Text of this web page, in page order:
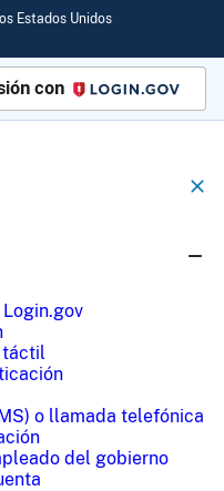
Estados Unidos
con Login.gov
táctil
o llamada telefónica
del gobierno